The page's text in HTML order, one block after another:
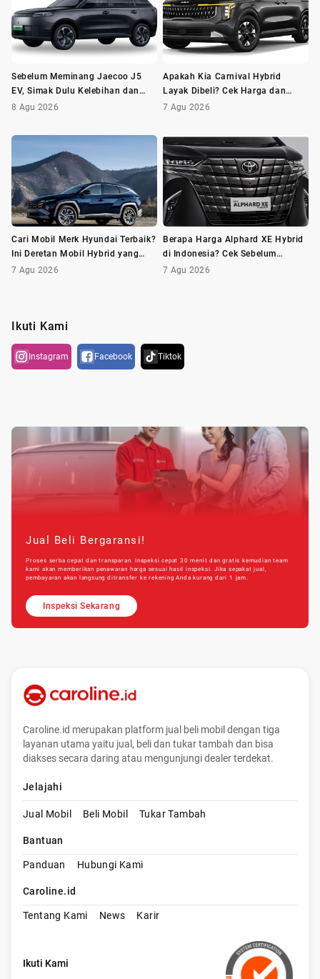
Sebelum Meminang Jaecoo J5
EV, Simak Dulu Kelebihan dan
Kekurangannya
8 Agu 2026
Apakah Kia Carnival Hybrid
Layak Dibeli? Cek Harga dan
Minusnya Dulu
7 Agu 2026
Cari Mobil Merk Hyundai Terbaik?
Ini Deretan Mobil Hybrid yang
Wajib Dilirik
7 Agu 2026
Berapa Harga Alphard XE Hybrid
di Indonesia? Cek Sebelum
Membeli
7 Agu 2026
Ikuti Kami
Instagram Facebook Tiktok
Jual Beli Bergaransi!
Proses serba cepat dan transparan. Inspeksi cepat 30 menit dan gratis kemudian team
kami akan memberikan penawaran harga sesuai hasil inspeksi. Jika sepakat jual,
pembayaran akan langsung ditransfer ke rekening Anda kurang dari 1 jam.
Inspeksi Sekarang
Caroline.id merupakan platform jual beli mobil dengan tiga
layanan utama yaitu jual, beli dan tukar tambah dan bisa
diakses secara daring atau mengunjungi dealer terdekat.
Jelajahi
Jual Mobil Beli Mobil Tukar Tambah
Bantuan
Panduan Hubungi Kami
Caroline.id
Tentang Kami News Karir
Ikuti Kami